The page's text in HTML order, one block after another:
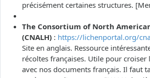
précisément certaines structures.
The Consortium of North
(CNALH) : https://lichenportal.org/
Site en anglais. Ressource
récoltes françaises. Utile pour
avec nos documents français. Il faut